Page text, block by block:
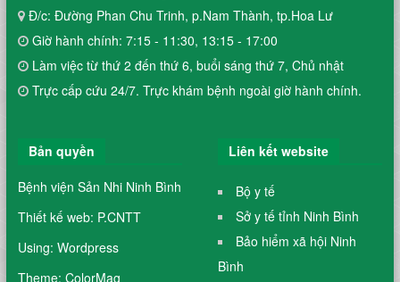
Đ/c: Đường Phan Chu Trinh, p.Nam Thành, tp.Hoa Lư
Giờ hành chính: 7:15 - 11:30, 13:15 - 17:00
Làm việc từ thứ 2 đến thứ 6, buổi sáng thứ 7, Chủ nhật
Trực cấp cứu 24/7. Trực khám bệnh ngoài giờ hành chính.
Bản quyền
Bệnh viện Sản Nhi Ninh Bình
Thiết kế web: P.CNTT
Using: Wordpress
Theme: ColorMag
Liên kết website
Bộ y tế
Sở y tế tỉnh Ninh Bình
Bảo hiểm xã hội Ninh
Bình